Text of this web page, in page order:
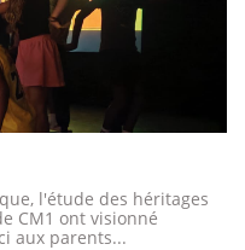
l'étude des héritages
CM1 ont visionné
aux parents...